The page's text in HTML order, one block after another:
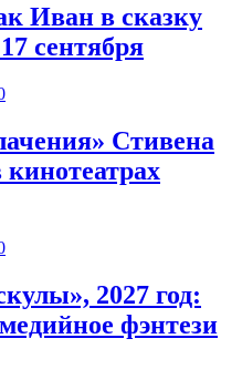
Иван в сказку
сентября
Стивена
2027 год:
фэнтези